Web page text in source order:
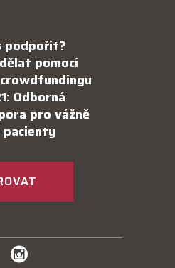
podpořit?
pomocí
Odborná
pro vážně
pacienty